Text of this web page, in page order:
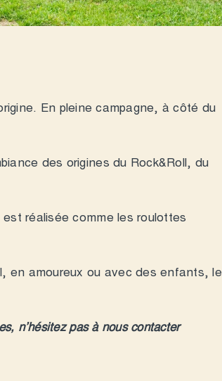
En pleine campagne, à côté du
des origines du Rock&Roll, du
réalisée comme les roulottes
en amoureux ou avec des enfants, le
n’hésitez pas à nous contacter